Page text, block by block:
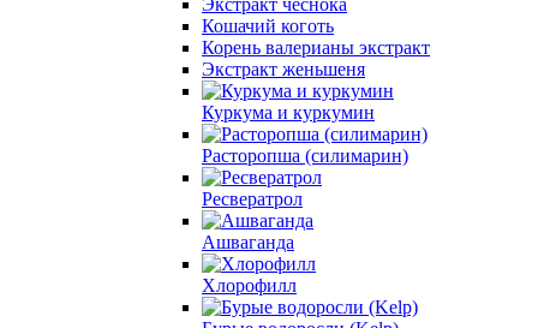
Экстракт чеснока
Кошачий коготь
Корень валерианы экстракт
Экстракт женьшеня
Куркума и куркумин
Расторопша (силимарин)
Ресвератрол
Ашваганда
Хлорофилл